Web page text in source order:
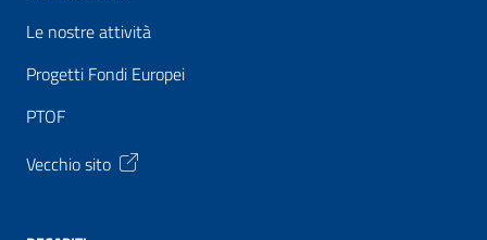
Le nostre attività
Progetti Fondi Europei
PTOF
Vecchio sito